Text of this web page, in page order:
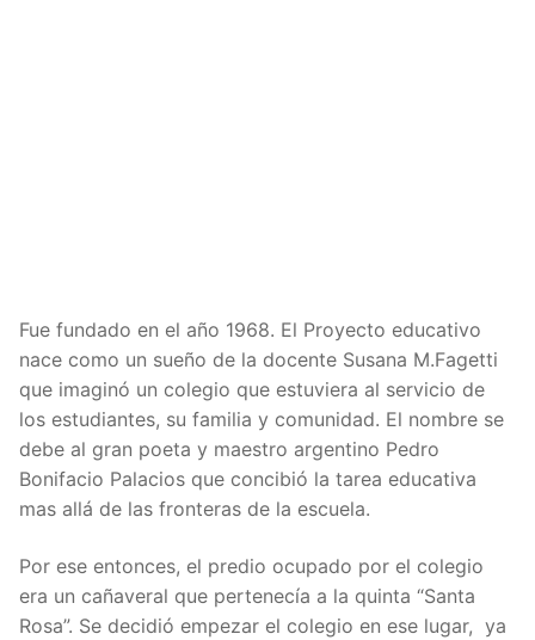
Fue fundado en el año 1968. El Proyecto educativo
nace como un sueño de la docente Susana M.Fagetti
que imaginó un colegio que estuviera al servicio de
los estudiantes, su familia y comunidad. El nombre se
debe al gran poeta y maestro argentino Pedro
Bonifacio Palacios que concibió la tarea educativa
mas allá de las fronteras de la escuela.
Por ese entonces, el predio ocupado por el colegio
era un cañaveral que pertenecía a la quinta “Santa
Rosa”. Se decidió empezar el colegio en ese lugar, ya